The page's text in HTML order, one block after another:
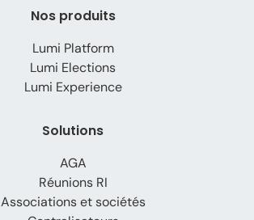
Nos produits
Lumi Platform
Lumi Elections
Lumi Experience
Solutions
AGA
Réunions RI
Associations et sociétés